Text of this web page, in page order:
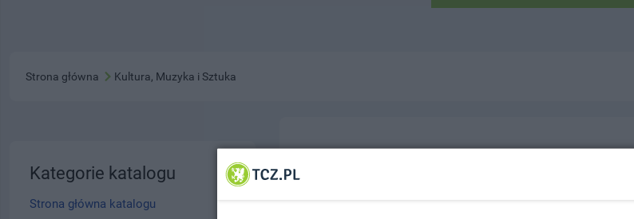
Strona główna Kultura, Muzyka i Sztuka
Kategorie katalogu
Strona główna katalogu